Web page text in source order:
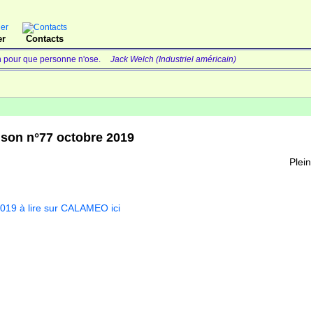
Contacts
pour que personne n'ose. Jack Welch (Industriel américain)
n°77 octobre 2019
à lire sur CALAMEO ici